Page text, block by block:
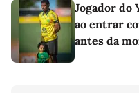
Jogador do
ao entrar
antes da